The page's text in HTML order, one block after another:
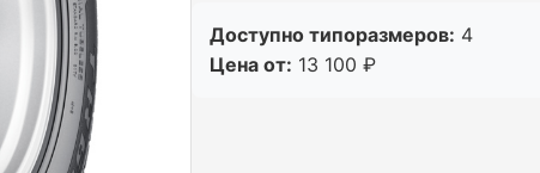
Доступно типоразмеров: 4
Цена от: 13 100 ₽